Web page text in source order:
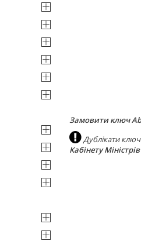
Замовити ключ
Дублікати
Кабінету